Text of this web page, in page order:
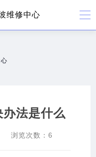
维修中心
法是什么
浏览次数： 6